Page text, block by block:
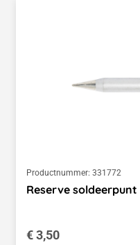
Productnummer: 331772
Reserve
Normale prijs:
€ 3,50